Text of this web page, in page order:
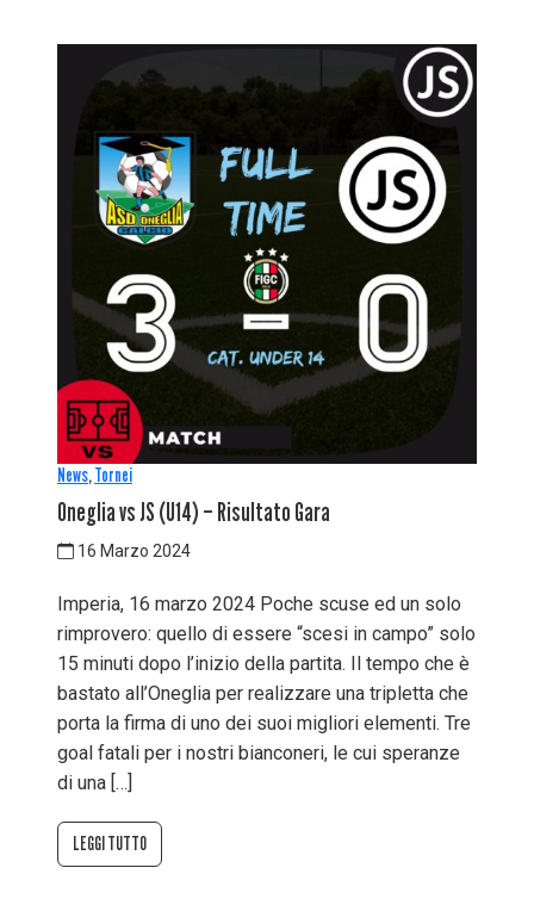
News,Tornei
Oneglia vs JS (U14) – Risultato Gara
16 Marzo 2024
Imperia, 16 marzo 2024 Poche scuse ed un solo
rimprovero: quello di essere “scesi in campo” solo
15 minuti dopo l’inizio della partita. Il tempo che è
bastato all’Oneglia per realizzare una tripletta che
porta la firma di uno dei suoi migliori elementi. Tre
goal fatali per i nostri bianconeri, le cui speranze
di una […]
LEGGI TUTTO